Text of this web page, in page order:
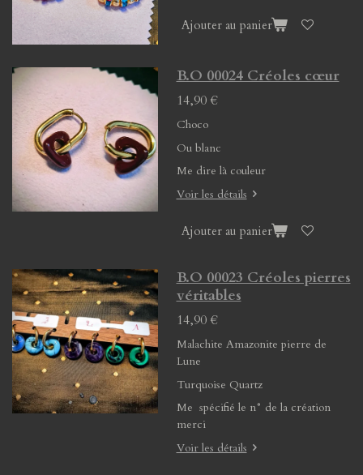
Ajouter au panier
B.O 00024 Créoles cœur
14,90 €
Choco
Ou blanc
Me dire là couleur
Voir les détails
Ajouter au panier
B.O 00023 Créoles pierres
véritables
14,90 €
Malachite Amazonite pierre de
Lune
Turquoise Quartz
Me spécifié le n° de la création
merci
Voir les détails